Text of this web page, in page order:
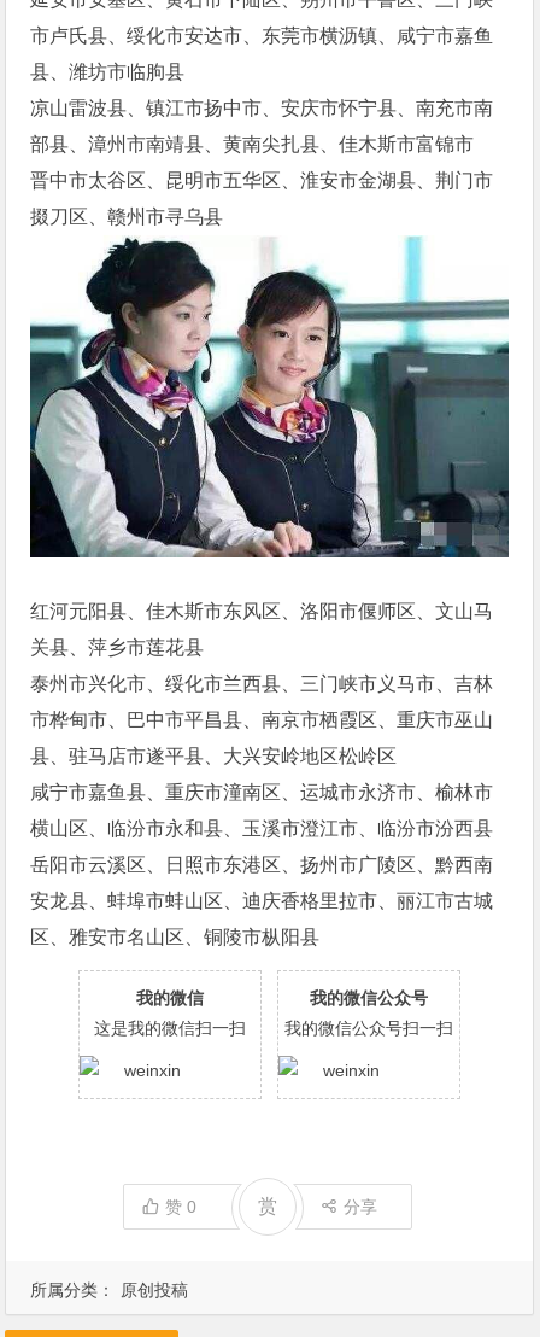
所属分类： 原创投稿
市卢氏县、绥化市安达市、东莞市横沥镇、咸宁市嘉鱼
县、潍坊市临朐县
凉山雷波县、镇江市扬中市、安庆市怀宁县、南充市南
部县、漳州市南靖县、黄南尖扎县、佳木斯市富锦市
晋中市太谷区、昆明市五华区、淮安市金湖县、荆门市
掇刀区、赣州市寻乌县
红河元阳县、佳木斯市东风区、洛阳市偃师区、文山马
关县、萍乡市莲花县
泰州市兴化市、绥化市兰西县、三门峡市义马市、吉林
市桦甸市、巴中市平昌县、南京市栖霞区、重庆市巫山
县、驻马店市遂平县、大兴安岭地区松岭区
咸宁市嘉鱼县、重庆市潼南区、运城市永济市、榆林市
横山区、临汾市永和县、玉溪市澄江市、临汾市汾西县
岳阳市云溪区、日照市东港区、扬州市广陵区、黔西南
安龙县、蚌埠市蚌山区、迪庆香格里拉市、丽江市古城
区、雅安市名山区、铜陵市枞阳县
我的微信
这是我的微信扫一扫
我的微信公众号
我的微信公众号扫一扫
赞0 赏 分享